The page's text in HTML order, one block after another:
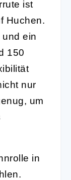
ist
Huchen.
ein
150
nur
um
in